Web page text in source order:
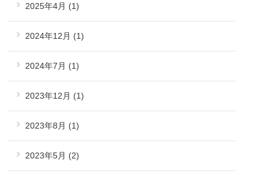
2025年4月 (1)
2024年12月 (1)
2024年7月 (1)
2023年12月 (1)
2023年8月 (1)
2023年5月 (2)